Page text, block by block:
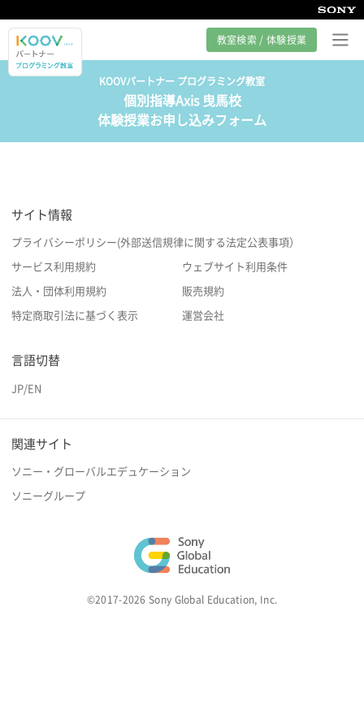
教室検索 / 体験授業
プログラミング教室とは
カリキュラム紹介
サポート
KOOVパートナー プログラミング教室
個別指導Axis 曳馬校
体験授業お申し込みフォーム
サイト情報
プライバシーポリシー(外部送信規律に関する法定公表事項）
サービス利用規約 ウェブサイト利用条件
法人・団体利用規約 販売規約
特定商取引法に基づく表示 運営会社
言語切替
JP/EN
関連サイト
ソニー・グローバルエデュケーション
ソニーグループ
©2017-2026 Sony Global Education, Inc.